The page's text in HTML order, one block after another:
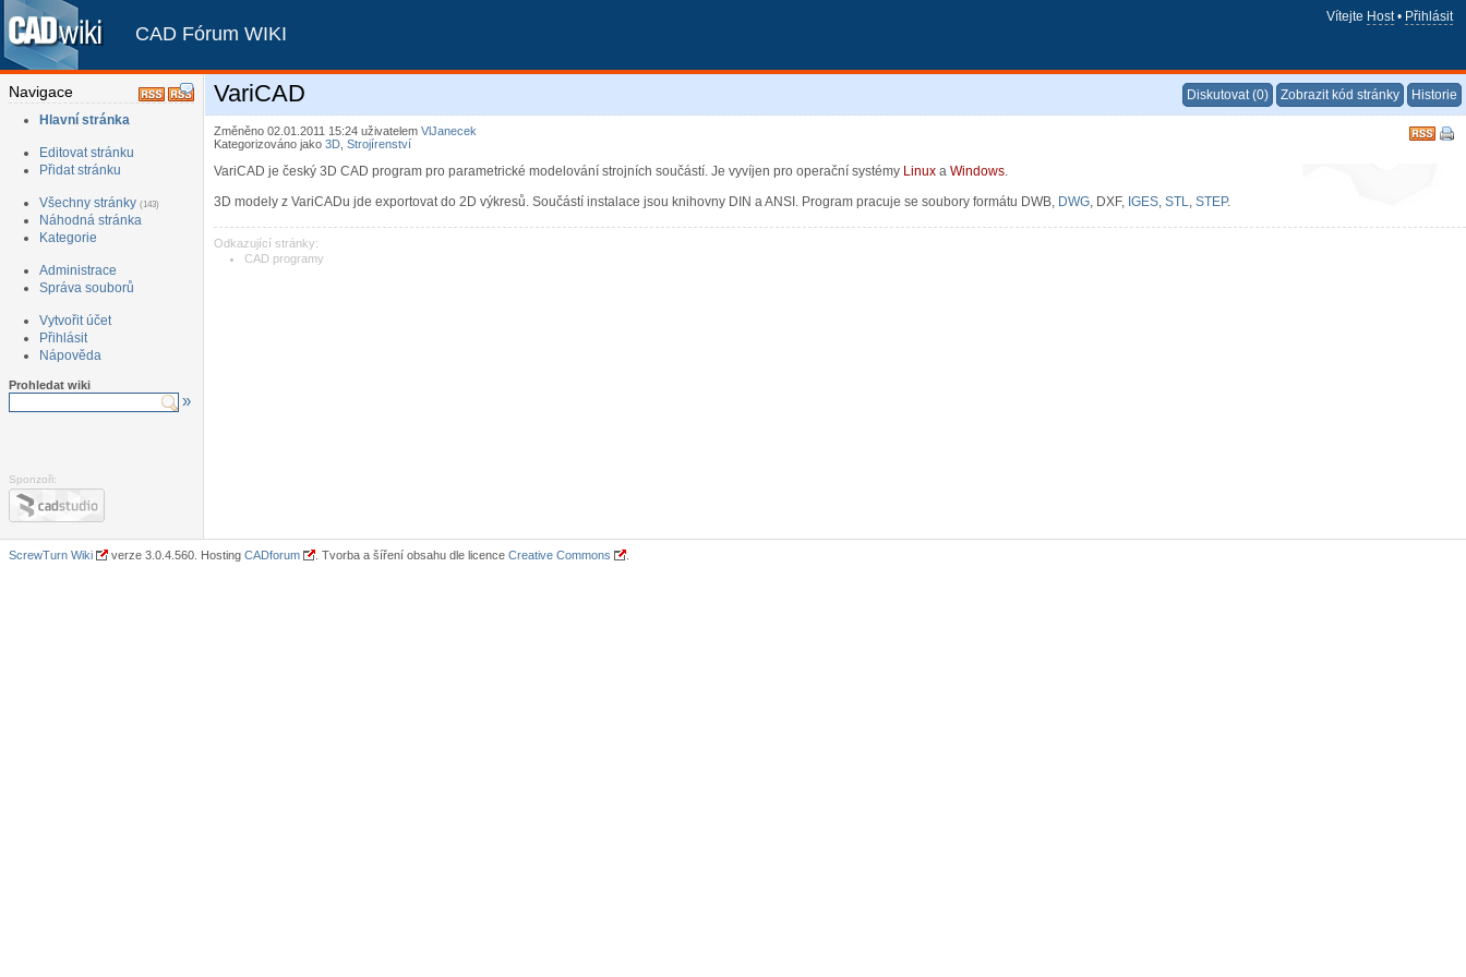
Vítejte Host• Přihlásit
CAD Fórum WIKI
Navigace
Hlavní stránka
Editovat stránku
Přidat stránku
Všechny stránky (143)
Náhodná stránka
Kategorie
Administrace
Správa souborů
Vytvořit účet
Přihlásit
Nápověda
Prohledat wiki
»
Sponzoři:
Diskutovat (0) Zobrazit kód stránky Historie
VariCAD
Změněno 02.01.2011 15:24 uživatelem VlJanecek
Kategorizováno jako 3D Strojírenství
VariCAD je český 3D CAD program pro parametrické modelování strojních součástí. Je vyvíjen pro operační systémy Linux a Windows.
3D modely z VariCADu jde exportovat do 2D výkresů. Součástí instalace jsou knihovny DIN a ANSI. Program pracuje se soubory formátu DWB, DWG, DXF, IGES, STL, STEP.
Odkazující stránky:
CAD programy
ScrewTurn Wiki verze 3.0.4.560. Hosting CADforum . Tvorba a šíření obsahu dle licence Creative Commons